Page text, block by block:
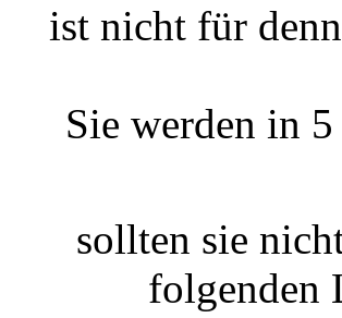
ist nicht für
Sie werden in
sollten sie
folgenden